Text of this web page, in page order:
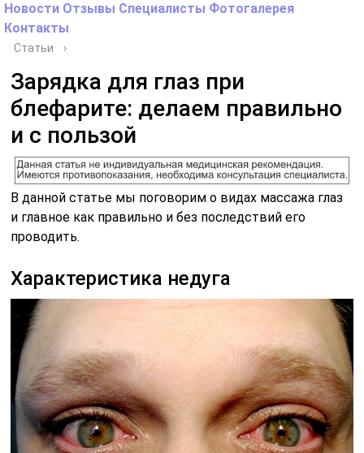
Новости Отзывы Специалисты Фотогалерея
Контакты
Статьи ›
Зарядка для глаз при
блефарите: делаем правильно
и с пользой
В данной статье мы поговорим о видах массажа глаз
и главное как правильно и без последствий его
проводить.
Характеристика недуга